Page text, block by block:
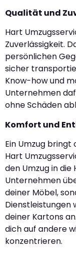
Qualität und
Hart
Zuverlässigkeit.
persönlichen
sicher
Know-how und
Unternehmen
ohne Schäden
Komfort und
Ein Umzug bringt
Hart
den Umzug in die
Unternehmen
deiner Möbel,
Dienstleistungen
deiner Kartons
dich auf andere
konzentrieren.